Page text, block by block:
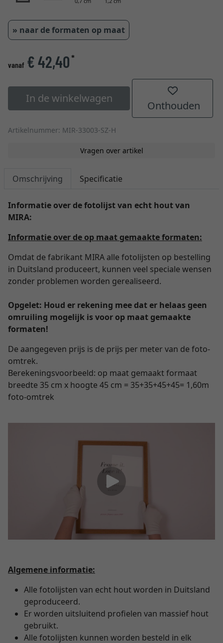
» naar de formaten op maat
vanaf € 42,40*
In de winkelwagen
Onthouden
Artikelnummer: MIR-33003-SZ-H
Vragen over artikel
Omschrijving Specificatie
Informatie over de fotolijst van echt hout van
MIRA:
Informatie over de op maat gemaakte formaten:
Omdat de fabrikant MIRA alle fotolijsten op bestelling
in Duitsland produceert, kunnen veel speciale wensen
zonder problemen worden gerealiseerd.
Opgelet: Houd er rekening mee dat er helaas geen
omruiling mogelijk is voor op maat gemaakte
formaten!
De aangegeven prijs is de prijs per meter van de foto-
omtrek.
Berekeningsvoorbeeld: op maat gemaakt formaat
breedte 35 cm x hoogte 45 cm = 35+35+45+45= 1,60m
foto-omtrek
Algemene informatie:
Alle fotolijsten van echt hout worden in Duitsland
geproduceerd.
Er worden uitsluitend profielen van massief hout
gebruikt.
Alle fotolijsten kunnen worden besteld in elk